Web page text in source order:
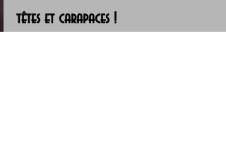
têtes et carapaces !